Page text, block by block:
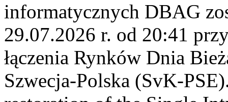
informatycznych DBAG
29.07.2026 r. od 20:41
łączenia Rynków Dnia
Szwecja-Polska (SvK-